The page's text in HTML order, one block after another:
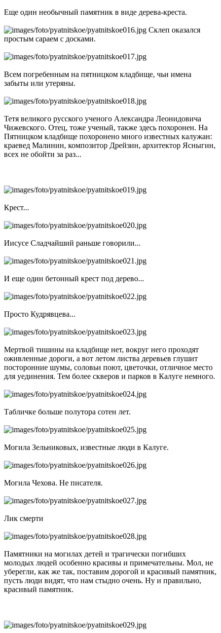
Еще один необычный памятник в виде дерева-креста.
Склеп оказался
простым сараем с досками.
Всем погребенным на пятницком кладбище, чьи имена
забыты или утеряны.
Тетя великого русского ученого Александра Леонидовича
Чижевского. Отец, тоже ученый, также здесь похоронен. На
Пятницком кладбище похоронено много известных калужан:
краевед Малинин, композитор Дрейзин, архитектор Ясныгин,
всех не обойти за раз...
Крест...
Иисусе Сладчайший раньше говорили...
И еще один бетонный крест под дерево...
Просто Кудрявцева...
Мертвой тишины на кладбище нет, вокруг него проходят
оживленные дороги, а вот летом листва деревьев глушит
посторонние шумы, соловьи поют, цветочки, отличное место
для уединения. Тем более скверов и парков в Калуге немного.
Табличке больше полутора сотен лет.
Могила Зельниковых, известные люди в Калуге.
Могила Чехова. Не писателя.
Лик смерти
Памятники на могилах детей и трагически погибших
молодых людей особенно красивы и примечательны. Мол, не
уберегли, как же так, поставим дорогой и красивый памятник,
пусть люди видят, что нам стыдно очень. Ну и правильно,
красивый памятник.